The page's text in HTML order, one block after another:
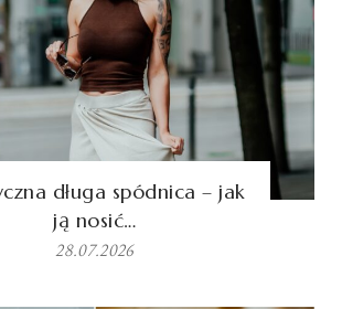
długa spódnica – jak
ją nosić…
28.07.2026